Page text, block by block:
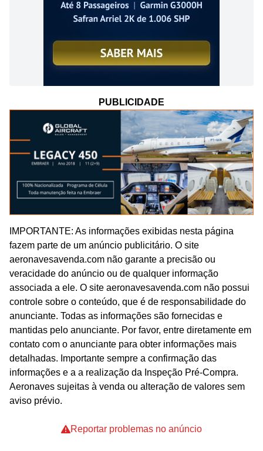
PUBLICIDADE
IMPORTANTE: As informações exibidas nesta página
fazem parte de um anúncio publicitário. O site
aeronavesavenda.com não garante a precisão ou
veracidade do anúncio ou de qualquer informação
associada a ele. O site aeronavesavenda.com não possui
controle sobre o conteúdo, que é de responsabilidade do
anunciante. Todas as informações são fornecidas e
mantidas pelo anunciante. Por favor, entre diretamente em
contato com o anunciante para obter informações mais
detalhadas. Importante sempre a confirmação das
informações e a a realização da Inspeção Pré-Compra.
Aeronaves sujeitas à venda ou alteração de valores sem
aviso prévio.
Reportar problemas no anúncio